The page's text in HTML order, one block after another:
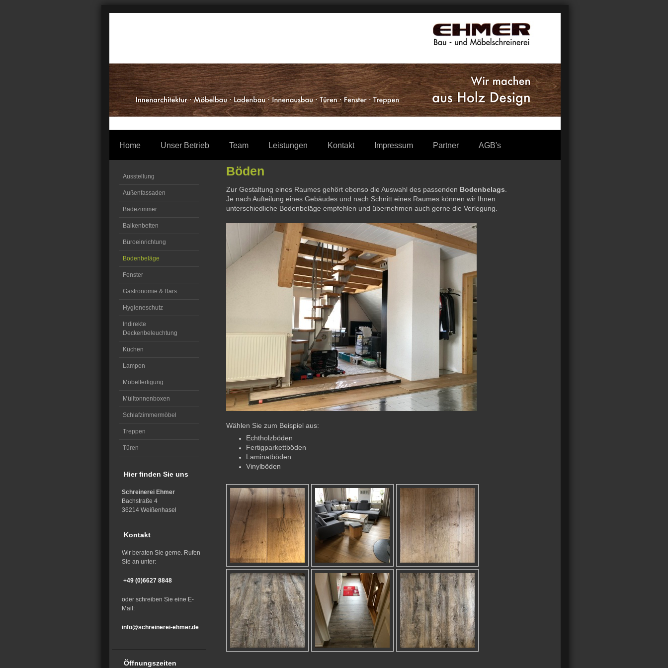
Home Unser Betrieb Team Leistungen Kontakt Impressum Partner AGB's
Ausstellung
Außenfassaden
Badezimmer
Balkenbetten
Büroeinrichtung
Bodenbeläge
Fenster
Gastronomie & Bars
Hygieneschutz
Indirekte
Deckenbeleuchtung
Küchen
Lampen
Möbelfertigung
Mülltonnenboxen
Schlafzimmermöbel
Treppen
Türen
Hier finden Sie uns
Schreinerei Ehmer
Bachstraße 4
36214 Weißenhasel
Kontakt
Wir beraten Sie gerne. Rufen
Sie an unter:
+49 (0)6627 8848
oder schreiben Sie eine E-
Mail:
info@schreinerei-ehmer.de
Öffnungszeiten
Böden
Zur Gestaltung eines Raumes gehört ebenso die Auswahl des passenden Bodenbelags
Je nach Aufteilung eines Gebäudes und nach Schnitt eines Raumes können wir Ihnen
unterschiedliche Bodenbeläge empfehlen und übernehmen auch gerne die Verlegung.
Wählen Sie zum Beispiel aus:
Echtholzböden
Fertigparkettböden
Laminatböden
Vinylböden